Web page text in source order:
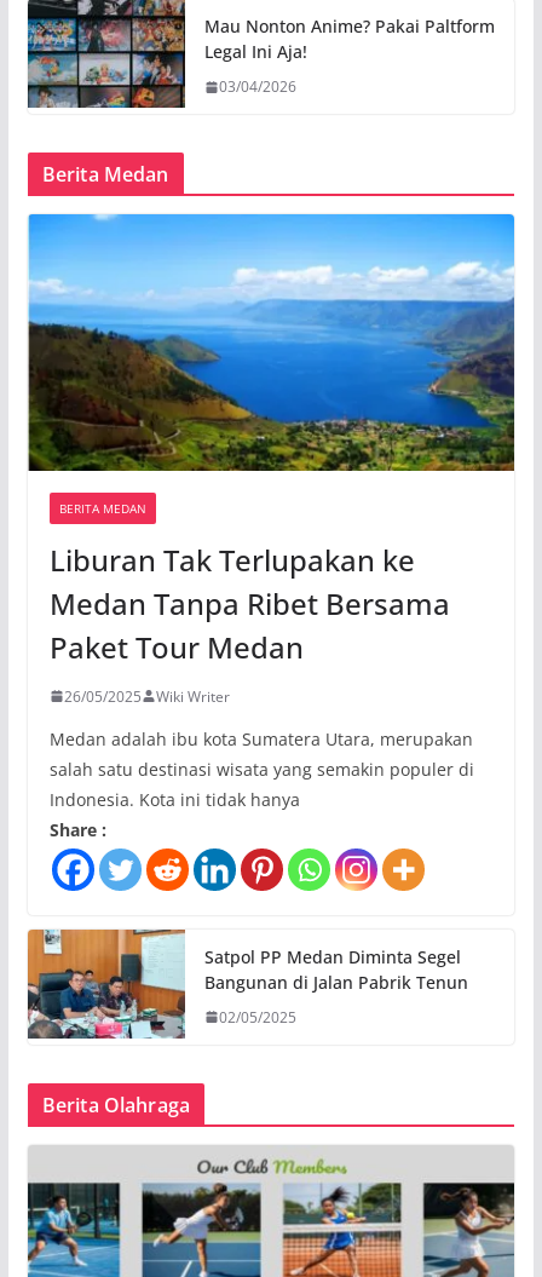
Mau Nonton Anime? Pakai Paltform
Legal Ini Aja!
03/04/2026
Berita Medan
BERITA MEDAN
Liburan Tak Terlupakan ke
Medan Tanpa Ribet Bersama
Paket Tour Medan
26/05/2025 Wiki Writer
Medan adalah ibu kota Sumatera Utara, merupakan
salah satu destinasi wisata yang semakin populer di
Indonesia. Kota ini tidak hanya
Share :
Satpol PP Medan Diminta Segel
Bangunan di Jalan Pabrik Tenun
02/05/2025
Berita Olahraga